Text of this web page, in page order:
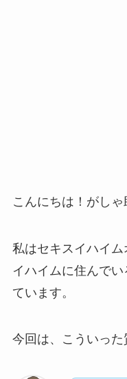
こんにちは！がしゃ
私はセキスイハイ
イハイムに住んで
ています。
今回は、こういった